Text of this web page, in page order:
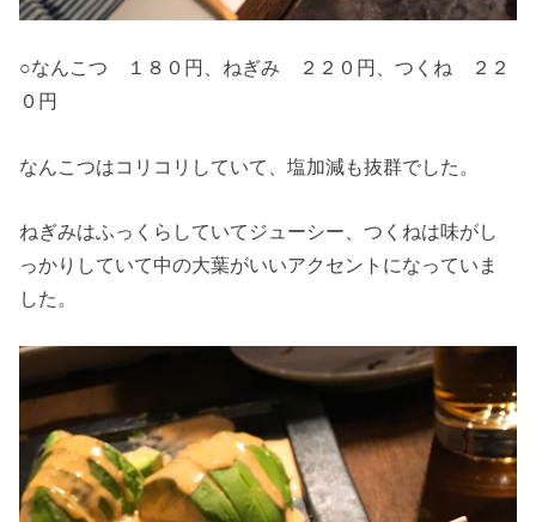
○なんこつ １８０円、ねぎみ ２２０円、つくね ２２
０円
なんこつはコリコリしていて、塩加減も抜群でした。
ねぎみはふっくらしていてジューシー、つくねは味がし
っかりしていて中の大葉がいいアクセントになっていま
した。